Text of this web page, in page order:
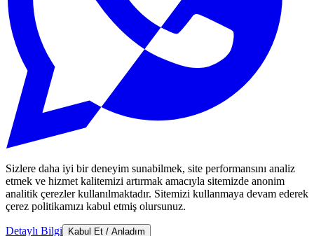
Sizlere daha iyi bir deneyim sunabilmek, site performansını analiz
etmek ve hizmet kalitemizi artırmak amacıyla sitemizde anonim
analitik çerezler kullanılmaktadır. Sitemizi kullanmaya devam ederek
çerez politikamızı kabul etmiş olursunuz.
Detaylı Bilgi Kabul Et / Anladım